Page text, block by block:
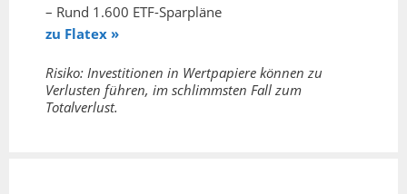
– Rund 1.600 ETF-Sparpläne
zu Flatex »
Risiko: Investitionen in Wertpapiere können zu
Verlusten führen, im schlimmsten Fall zum
Totalverlust.